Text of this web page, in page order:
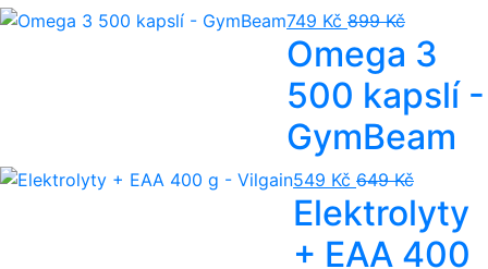
749 Kč 899 Kč
Omega 3
500 kapslí -
GymBeam
549 Kč 649 Kč
Elektrolyty
+ EAA 400